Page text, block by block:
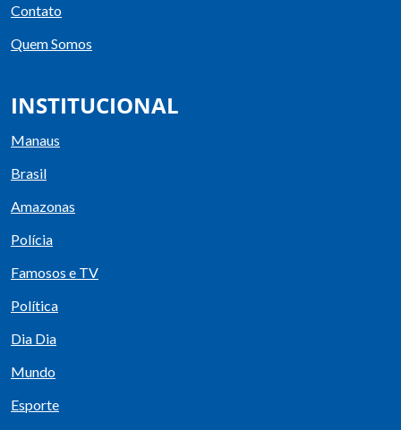
Contato
Quem Somos
INSTITUCIONAL
Manaus
Brasil
Amazonas
Polícia
Famosos e TV
Política
Dia Dia
Mundo
Esporte